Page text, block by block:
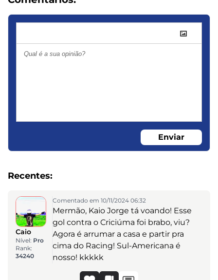
Enviar
Recentes:
Caio
Nível: Pro
Rank:
34240
Comentado em 10/11/2024 06:32
Mermão, Kaio Jorge tá voando! Esse
gol contra o Criciúma foi brabo, viu?
Agora é arrumar a casa e partir pra
cima do Racing! Sul-Americana é
nosso! kkkkk